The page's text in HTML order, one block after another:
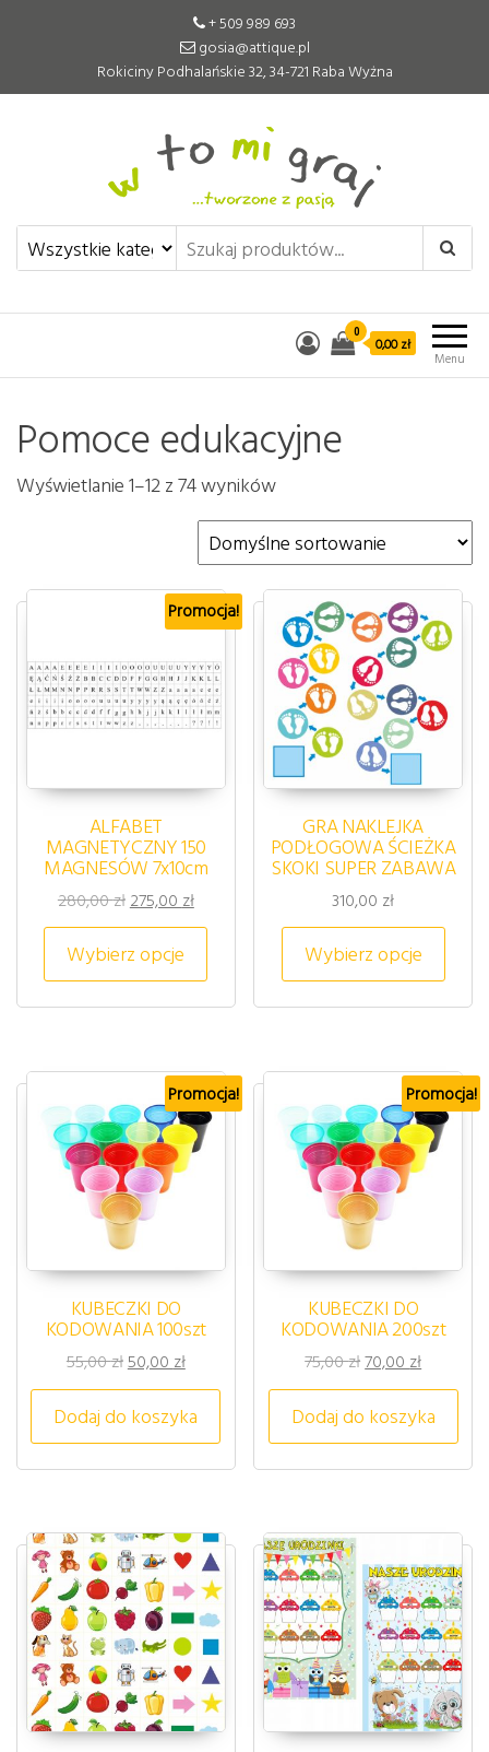
+ 509 989 693
gosia@attique.pl
Rokiciny Podhalańskie 32, 34-721 Raba Wyżna
W to mi graj
Pomoce edukacyjne tworzone z
pasją
Menu
0
0,00 zł
Pomoce edukacyjne
Wyświetlanie 1–12 z 74 wyników
Promocja!
ALFABET
MAGNETYCZNY 150
MAGNESÓW 7x10cm
280,00zł Pierwotna cena wynosiła: 280,00 zł.
275,00 złAktualna cena wynosi: 275,00 zł.
Wybierz opcje
Ten produkt ma wiele
GRA NAKLEJKA
PODŁOGOWA ŚCIEŻKA
SKOKI SUPER ZABAWA
310,00 zł
Wybierz opcje
Ten
Promocja!
KUBECZKI DO
KODOWANIA 100szt
55,00złPierwotna cena wynosiła: 55,00 zł.
50,00 złAktualna cena wynosi: 50,00 zł.
Dodaj do koszyka
Promocja!
KUBECZKI DO
KODOWANIA 200szt
75,00złPierwotna cena
70,00 złAktualna
Dodaj do koszyka